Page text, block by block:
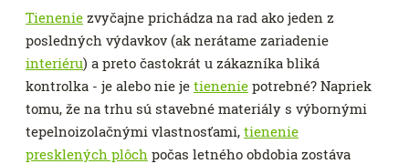
Tienenie zvyčajne prichádza na rad ako jeden z
posledných výdavkov (ak nerátame zariadenie
interiéru) a preto častokrát u zákazníka bliká
kontrolka - je alebo nie je tienenie potrebné? Napriek
tomu, že na trhu sú stavebné materiály s výbornými
tepelnoizolačnými vlastnosťami, tienenie
presklených plôch počas letného obdobia zostáva